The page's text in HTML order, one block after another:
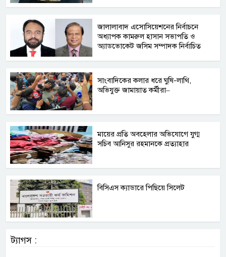
জালালাবাদ এসোসিয়েশনের নির্বাচনে
অধ্যাপক কামরুল হাসান সভাপতি ও
অ্যাডভোকেট জসিম সম্পাদক নির্বাচিত
সাংবাদিকের কলার ধরে ঘুষি-লাথি,
অভিযুক্ত জামায়াত কর্মীরা–
মায়ের প্রতি অবহেলার অভিযোগে যুগ্ম
সচিব আনিসুর রহমানকে প্রত্যাহার
বিসিএস ক্যাডারে পিছিয়ে সিলেট
ট্যাগস :